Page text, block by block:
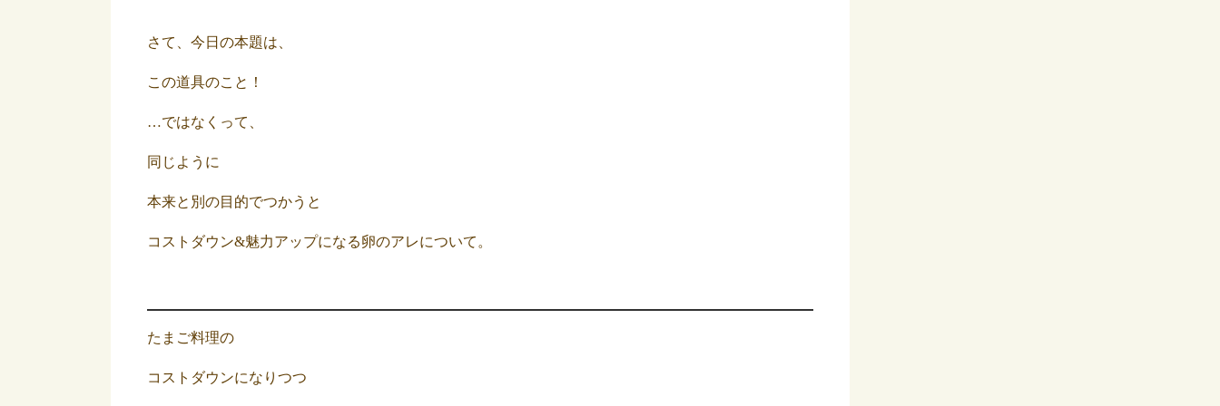
さて、今日の本題は、
この道具のこと！
…ではなくって、
同じように
本来と別の目的でつかうと
コストダウン&魅力アップになる卵のアレについて。
たまご料理の
コストダウンになりつつ